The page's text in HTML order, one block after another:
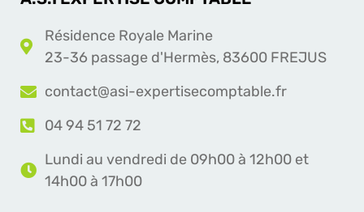
Résidence Royale Marine
23-36 passage d'Hermès, 83600 FREJUS
contact@asi-expertisecomptable.fr
04 94 51 72 72
Lundi au vendredi de 09h00 à 12h00 et
14h00 à 17h00